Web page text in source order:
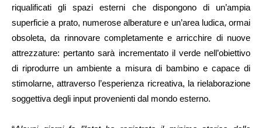
riqualificati gli spazi esterni che dispongono di un’ampia
superficie a prato, numerose alberature e un’area ludica, ormai
obsoleta, da rinnovare completamente e arricchire di nuove
attrezzature: pertanto sarà incrementato il verde nell’obiettivo
di riprodurre un ambiente a misura di bambino e capace di
stimolarne, attraverso l’esperienza ricreativa, la rielaborazione
soggettiva degli input provenienti dal mondo esterno.